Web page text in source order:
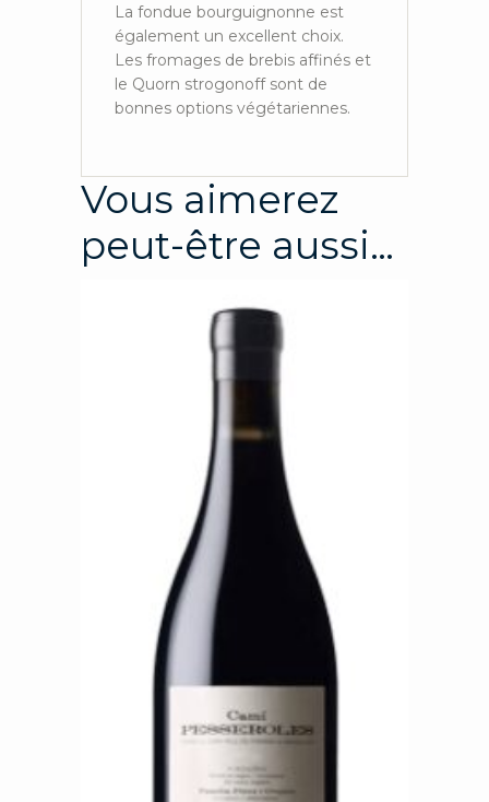
La fondue bourguignonne est
également un excellent choix.
Les fromages de brebis affinés et
le Quorn strogonoff sont de
bonnes options végétariennes.
Vous aimerez
peut-être aussi…